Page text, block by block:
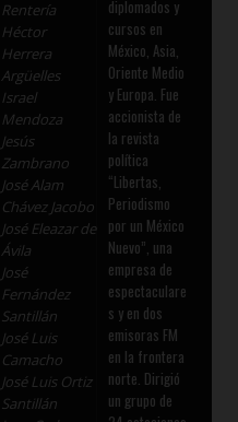
Rentería
Héctor
Herrera
Argüelles
Israel
Mendoza
Jesús
Zambrano
José Alam
Chávez Jacobo
José Eleazar de
Ávila
José
Fernández
Santillán
José Luis
Camacho
José Luis Ortiz
Santillán
diplomados y
cursos en
México, Asia,
Oriente Medio
y Europa. Fue
accionista de
la revista
política
“Libertas,
Periodismo
por un México
Nuevo”, una
empresa de
espectaculare
s y en dos
emisoras FM
en la frontera
norte. Dirigió
un grupo de